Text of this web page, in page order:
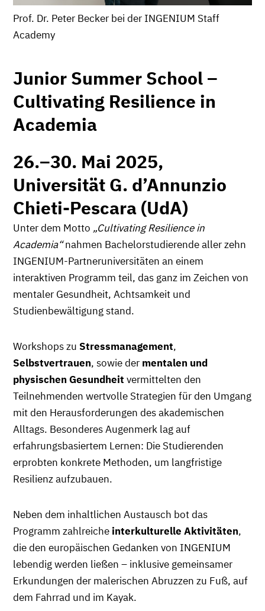
Prof. Dr. Peter Becker bei der INGENIUM Staff
Academy
Junior Summer School –
Cultivating Resilience in
Academia
26.–30. Mai 2025,
Universität G. d’Annunzio
Chieti-Pescara (UdA)
Unter dem Motto „Cultivating Resilience in
Academia“nahmen Bachelorstudierende aller zehn
INGENIUM-Partneruniversitäten an einem
interaktiven Programm teil, das ganz im Zeichen von
mentaler Gesundheit, Achtsamkeit und
Studienbewältigung stand.
Workshops zu Stressmanagement,
Selbstvertrauen, sowie der mentalen und
physischen Gesundheit vermittelten den
Teilnehmenden wertvolle Strategien für den Umgang
mit den Herausforderungen des akademischen
Alltags. Besonderes Augenmerk lag auf
erfahrungsbasiertem Lernen: Die Studierenden
erprobten konkrete Methoden, um langfristige
Resilienz aufzubauen.
Neben dem inhaltlichen Austausch bot das
Programm zahlreiche interkulturelle Aktivitäten,
die den europäischen Gedanken von INGENIUM
lebendig werden ließen – inklusive gemeinsamer
Erkundungen der malerischen Abruzzen zu Fuß, auf
dem Fahrrad und im Kayak.